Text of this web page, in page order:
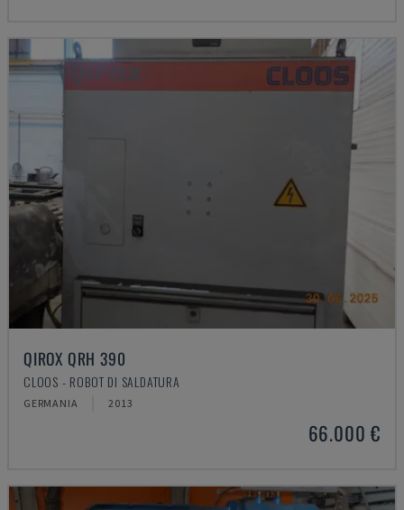
QIROX QRH 390
CLOOS - ROBOT DI SALDATURA
GERMANIA 2013
66.000 €